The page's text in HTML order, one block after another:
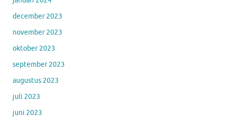
december 2023
november 2023
oktober 2023
september 2023
augustus 2023
juli 2023
juni 2023